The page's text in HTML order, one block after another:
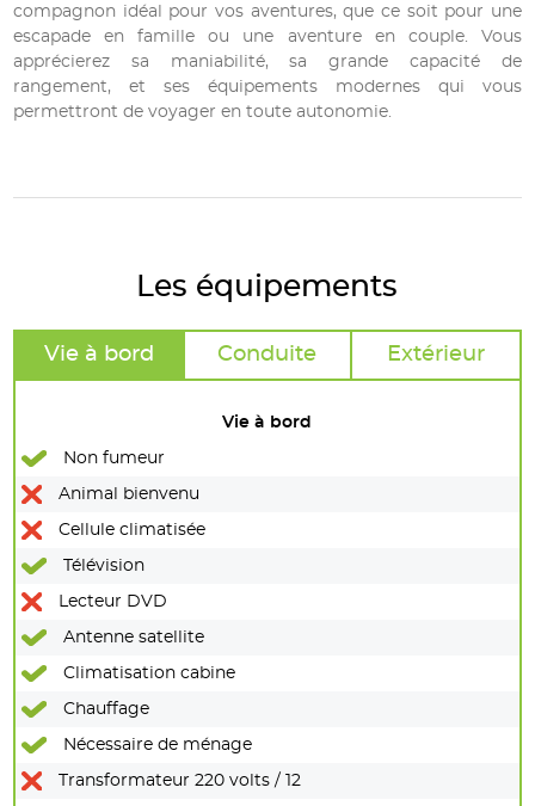
compagnon idéal pour vos aventures, que ce soit pour une
escapade en famille ou une aventure en couple. Vous
apprécierez sa maniabilité, sa grande capacité de
rangement, et ses équipements modernes qui vous
permettront de voyager en toute autonomie.
Les équipements
Vie à bord Conduite Extérieur
Vie à bord
Non fumeur
Animal bienvenu
Cellule climatisée
Télévision
Lecteur DVD
Antenne satellite
Climatisation cabine
Chauffage
Nécessaire de ménage
Transformateur 220 volts / 12